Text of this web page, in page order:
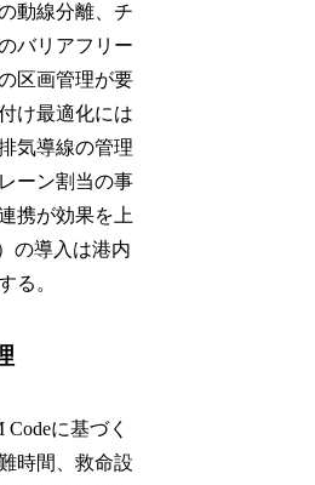
動線分離、チ
バリアフリー
区画管理が要
け最適化には
気導線の管理
ーン割当の事
携が効果を上
の導入は港内
る。
に基づく
時間、救命設